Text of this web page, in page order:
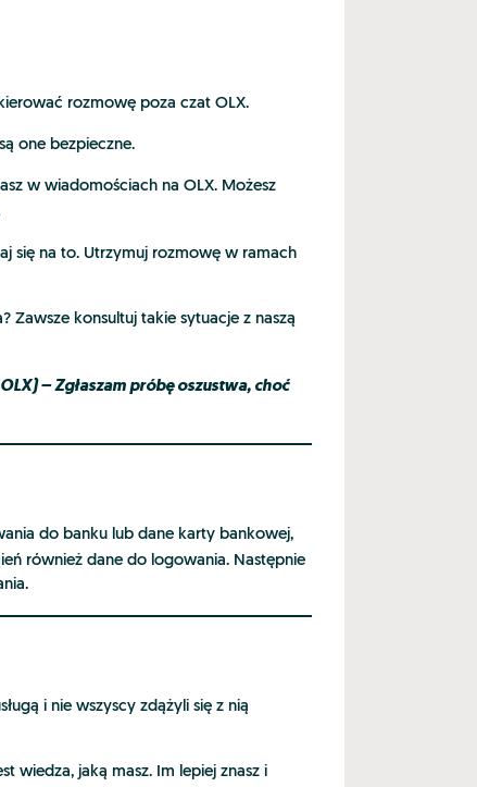
rozmowę poza czat OLX.
one bezpieczne.
w wiadomościach na OLX. Możesz
się na to. Utrzymuj rozmowę w ramach
Zawsze konsultuj takie sytuacje z naszą
– Zgłaszam próbę oszustwa, choć
do banku lub dane karty bankowej,
również dane do logowania. Następnie
i nie wszyscy zdążyli się z nią
wiedza, jaką masz. Im lepiej znasz i